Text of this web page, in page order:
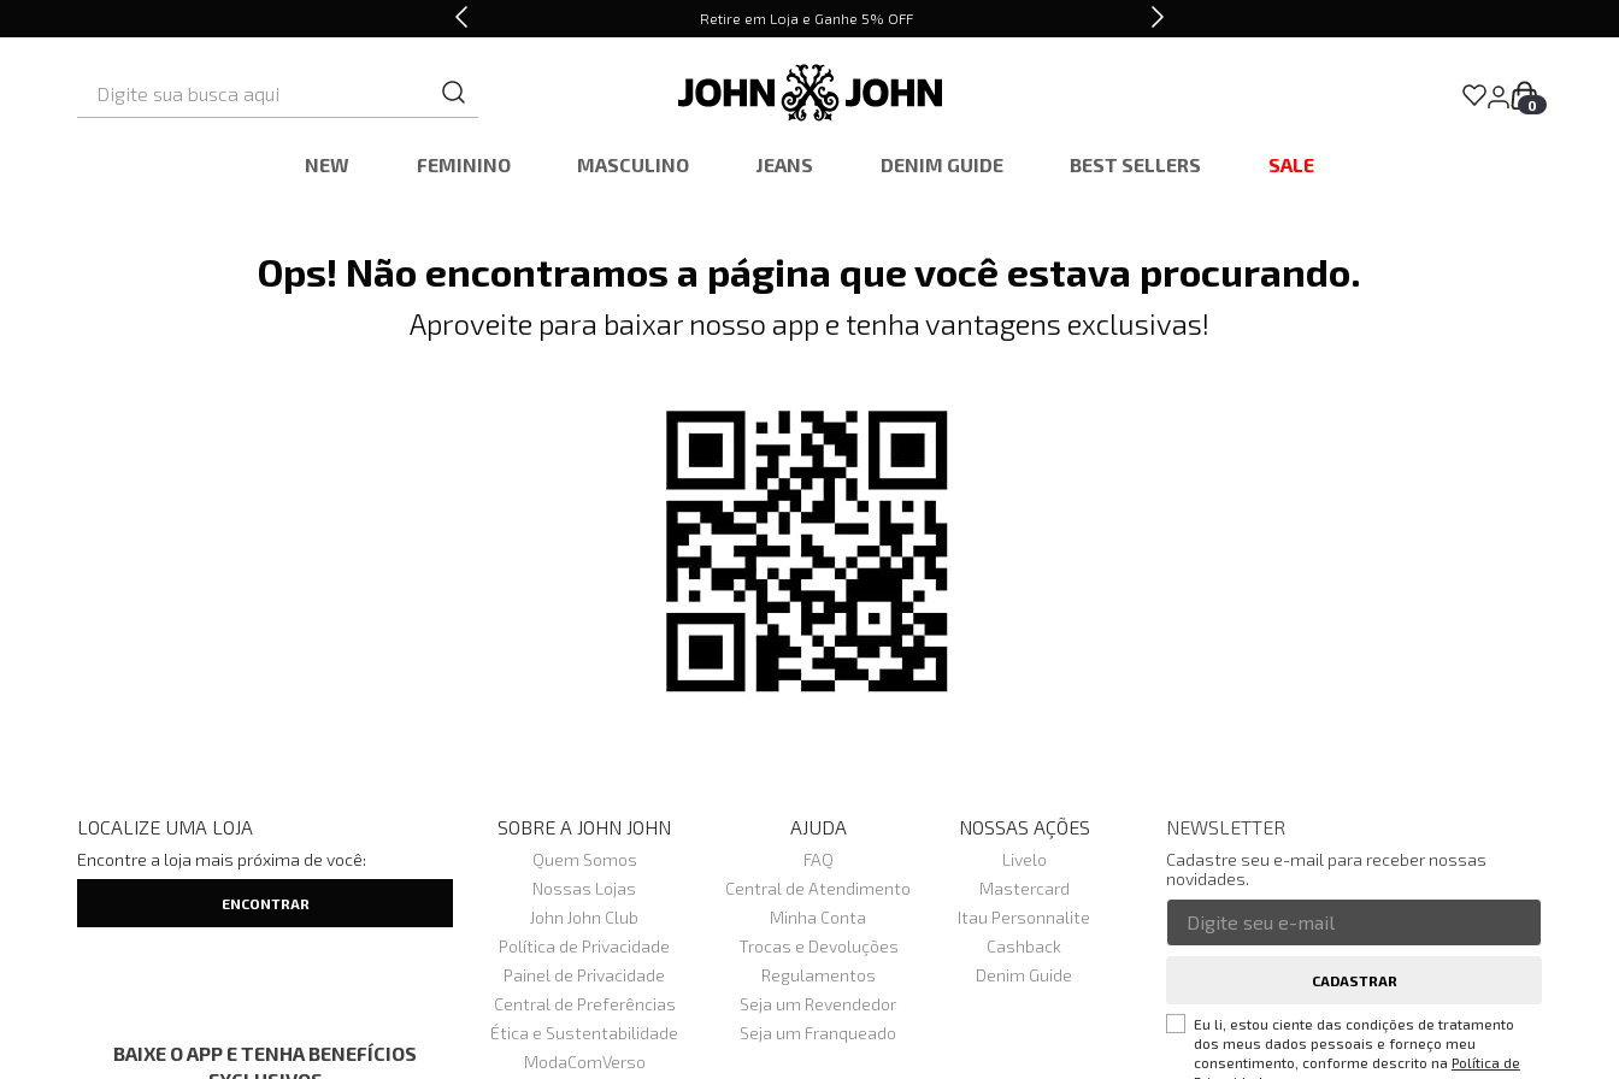
Retire em Loja e Ganhe 5% OFF
0
NEW FEMININO MASCULINO JEANS DENIM GUIDE BEST SELLERS SALE
Ops! Não encontramos a página que você estava procurando.
Aproveite para baixar nosso app e tenha vantagens exclusivas!
LOCALIZE UMA LOJA
Encontre a loja mais próxima de você:
BAIXE O APP E TENHA BENEFÍCIOS
SOBRE A JOHN JOHN
Quem Somos
Nossas Lojas
John John Club
Política de Privacidade
Painel de Privacidade
Central de Preferências
Ética e Sustentabilidade
ModaComVerso
AJUDA
FAQ
Central de Atendimento
Minha Conta
Trocas e Devoluções
Regulamentos
Seja um Revendedor
Seja um Franqueado
NOSSAS AÇÕES
Livelo
Mastercard
Itau Personnalite
Cashback
Denim Guide
NEWSLETTER
Cadastre seu e-mail para receber nossas
novidades.
CADASTRAR
Eu li, estou ciente das condições de tratamento
dos meus dados pessoais e forneço meu
consentimento, conforme descrito na Política de